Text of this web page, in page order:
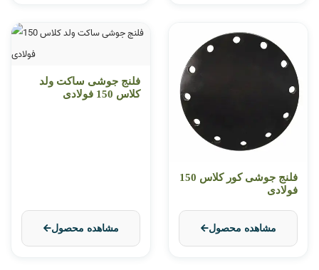
فلنج جوشی کور کلاس 150
فولادی
مشاهده محصول
فلنج جوشی ساکت ولد
کلاس 150 فولادی
مشاهده محصول